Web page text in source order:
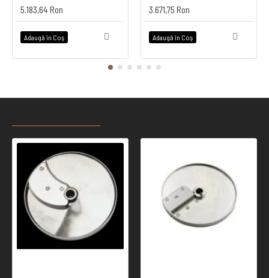
5.183,64 Ron
Adaugă în Coş
3.671,75 Ron
Adaugă în Coş